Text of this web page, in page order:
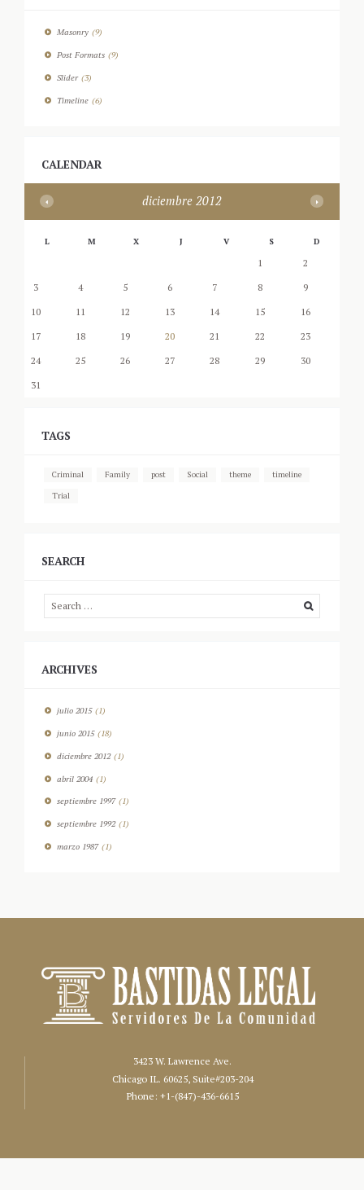
Masonry (9)
Post Formats (9)
Slider(3)
Timeline (6)
CALENDAR
diciembre 2012
L M X J V S D
1
2
3
4 5 6 7 8
9
10
11 12 13 14 15
16
17
18 19 20 21 22
23
24
25 26 27 28 29
30
31
TAGS
Criminal Family post Social theme
timeline
Trial
SEARCH
ARCHIVES
julio 2015(1)
junio 2015(18)
diciembre 2012(1)
abril 2004(1)
septiembre 1997(1)
septiembre 1992(1)
marzo 1987(1)
3423 W. Lawrence Ave.
Chicago IL. 60625, Suite#203-204
Phone: +1-(847)-436-6615